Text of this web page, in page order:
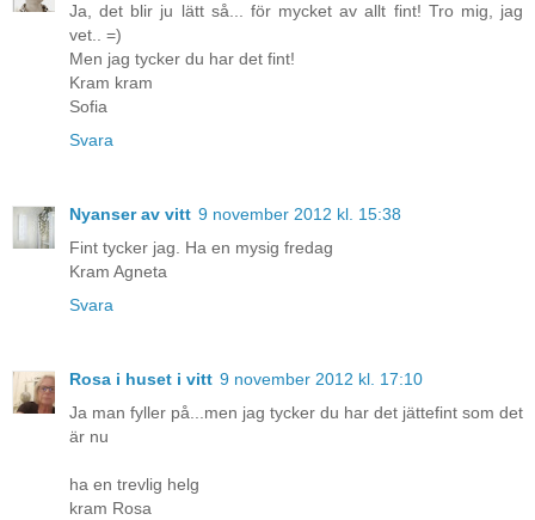
Ja, det blir ju lätt så... för mycket av allt fint! Tro mig, jag
vet.. =)
Men jag tycker du har det fint!
Kram kram
Sofia
Svara
Nyanser av vitt 9 november 2012 kl. 15:38
Fint tycker jag. Ha en mysig fredag
Kram Agneta
Svara
Rosa i huset i vitt 9 november 2012 kl. 17:10
Ja man fyller på...men jag tycker du har det jättefint som det
är nu
ha en trevlig helg
kram Rosa